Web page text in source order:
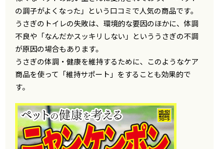
の調子がよくなった」という口コミで人気の商品です。
うさぎのトイレの失敗は、環境的な要因のほかに、体調
不良や「なんだかスッキリしない」といううさぎの不調
が原因の場合もあります。
うさぎの体調・健康を維持するために、このようなケア
商品を使って「維持サポート」をすることも効果的で
す。